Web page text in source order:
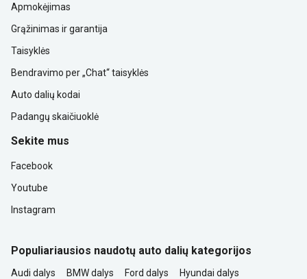
Apmokėjimas
Grąžinimas ir garantija
Taisyklės
Bendravimo per „Chat“ taisyklės
Auto dalių kodai
Padangų skaičiuoklė
Sekite mus
Facebook
Youtube
Instagram
Populiariausios naudotų auto dalių kategorijos
Audi dalys BMW dalys Ford dalys
Hyundai dalys